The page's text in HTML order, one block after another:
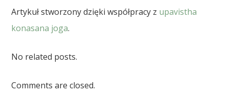
Artykuł stworzony dzięki współpracy z upavistha
konasana joga.
No related posts.
Comments are closed.